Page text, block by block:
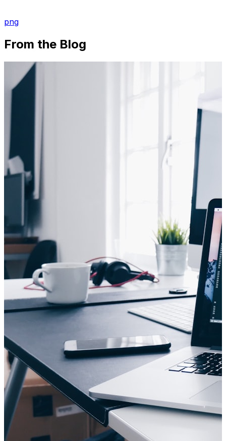
png
From the Blog